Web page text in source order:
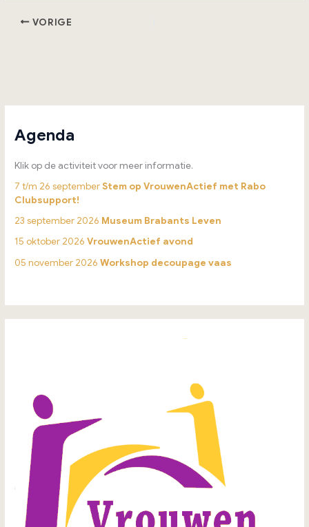
VORIGE
Agenda
Klik op de activiteit voor meer informatie.
7 t/m 26 septemberStem op VrouwenActief met Rabo
Clubsupport!
23 september 2026 Museum Brabants Leven
15 oktober 2026VrouwenActief avond
05 november 2026Workshop decoupage vaas